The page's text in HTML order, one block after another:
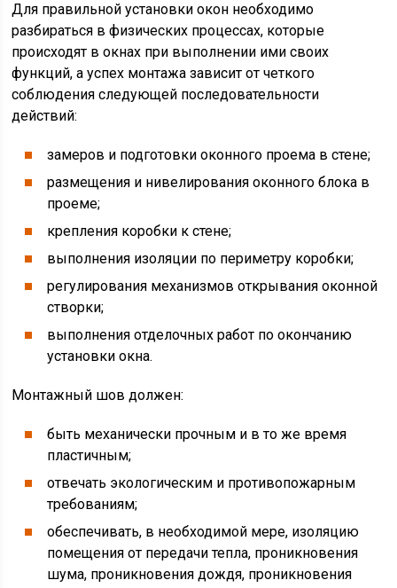
Для правильной установки окон необходимо
разбираться в физических процессах, которые
происходят в окнах при выполнении ими своих
функций, а успех монтажа зависит от четкого
соблюдения следующей последовательности
действий:
замеров и подготовки оконного проема в стене;
размещения и нивелирования оконного блока в
проеме;
крепления коробки к стене;
выполнения изоляции по периметру коробки;
регулирования механизмов открывания оконной
створки;
выполнения отделочных работ по окончанию
установки окна.
Монтажный шов должен:
быть механически прочным и в то же время
пластичным;
отвечать экологическим и противопожарным
требованиям;
обеспечивать, в необходимой мере, изоляцию
помещения от передачи тепла, проникновения
шума, проникновения дождя, проникновения